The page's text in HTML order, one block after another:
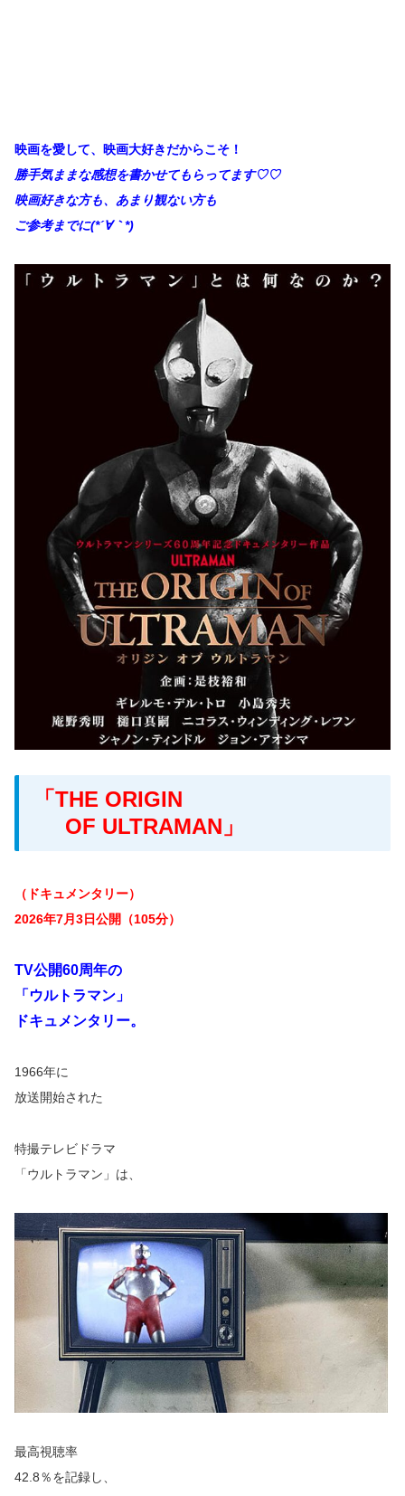
映画を愛して、映画大好きだからこそ！
勝手気ままな感想を書かせてもらってます♡♡
映画好きな方も、あまり観ない方も
ご参考までに(*´∀｀*)
「THE ORIGIN
OF ULTRAMAN」
（ドキュメンタリー）
2026年7月3日公開（105分）
TV公開60周年の
「ウルトラマン」
ドキュメンタリー。
1966年に
放送開始された
特撮テレビドラマ
「ウルトラマン」は、
最高視聴率
42.8％を記録し、